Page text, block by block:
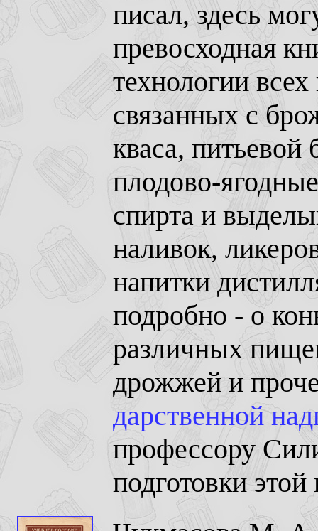
писал, здесь
превосходная
технологии
связанных с
кваса, питьевой
плодово-
спирта и
наливок,
напитки
подробно - о
различных
дрожжей и
дарственной
профессору
подготовки